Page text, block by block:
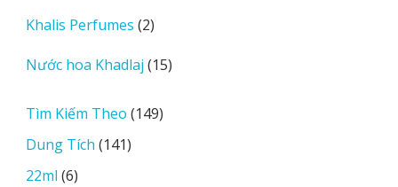
phẩm
Khalis Perfumes 22
phẩm
Nước hoa Khadlaj 1515
Tìm Kiếm Theo 149149
Dung Tích 141141
22ml 66